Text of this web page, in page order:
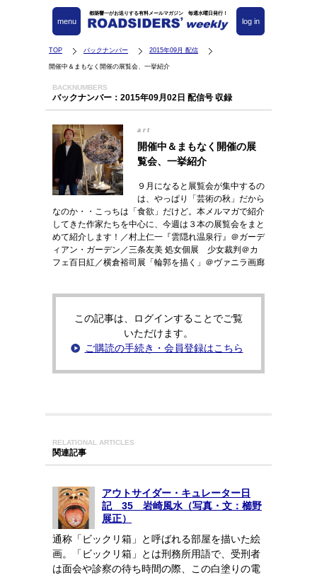
都築響一がお送りする有料メールマガジン 毎週水曜日発行！
log in
menu
TOP バックナンバー 2015年09月 配信
開催中＆まもなく開催の展覧会、一挙紹介
BACKNUMBERS
バックナンバー：2015年09月02日 配信号 収録
art
開催中＆まもなく開催の展
覧会、一挙紹介
９月になると展覧会が集中するの
は、やっぱり「芸術の秋」だから
なのか・・こっちは「食欲」だけど。本メルマガで紹介
してきた作家たちを中心に、今週は３本の展覧会をまと
めて紹介します！／村上仁一『雲隠れ温泉行』＠ガーデ
ィアン・ガーデン／三条友美 処女個展 少女裁判＠カ
フェ百日紅／横倉裕司展「輪郭を描く」＠ヴァニラ画廊
この記事は、ログインすることでご覧
いただけます。
ご購読の手続き・会員登録はこちら
RELATIONAL ARTICLES
関連記事
アウトサイダー・キュレーター日
記 35 岩崎風水（写真・文：櫛野
展正）
通称「ビックリ箱」と呼ばれる部屋を描いた絵
画。「ビックリ箱」とは刑務所用語で、受刑者
は面会や診察の待ち時間の際、この白塗りの電